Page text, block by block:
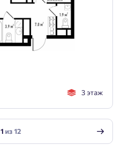
3 этаж
1из12